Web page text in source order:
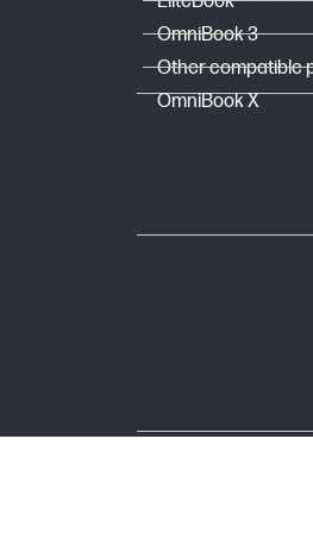
OmniBook 3
Other compatible
OmniBook X